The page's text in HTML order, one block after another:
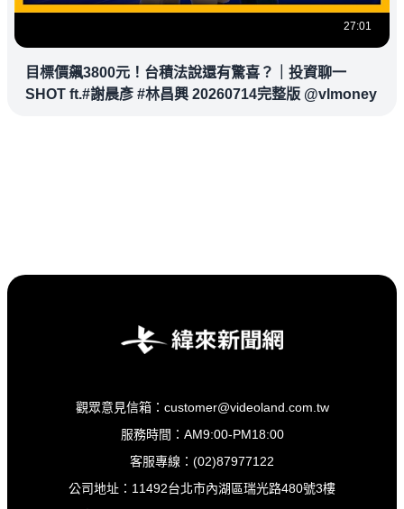
27:01
目標價飆3800元！台積法說還有驚喜？｜投資聊一
SHOT ft.#謝晨彥 #林昌興 20260714完整版 @vlmoney
觀眾意見信箱：customer@videoland.com.tw
服務時間：AM9:00-PM18:00
客服專線：(02)87977122
公司地址：11492台北市內湖區瑞光路480號3樓